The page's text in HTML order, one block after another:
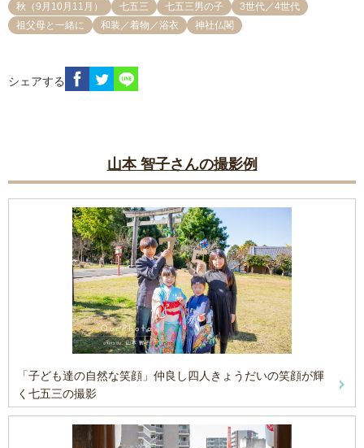
秋（9月10月11月） 七五三 七五三男の子
3世代／4世代
祖父母と一緒に
和装／着物／浴衣 神社仏閣
シェアする
山本 智子さんの撮影例
「子ども達の自然な笑顔」仲良し四人きょうだいの笑顔が輝
く七五三の撮影